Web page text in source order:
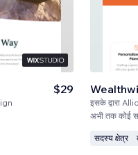
$29
इसके द्वारा
अभी तक कोई
सदस्य क्षेत्र